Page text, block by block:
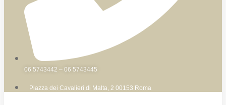
06 5743442 – 06 5743445
Piazza dei Cavalieri di Malta, 2 00153 Roma